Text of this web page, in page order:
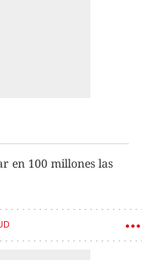
en 100 millones las